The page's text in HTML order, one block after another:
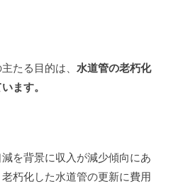
たる目的は、 水道管の老朽化
ます。
を背景に収入が減少傾向にあ
朽化した水道管の更新に費用